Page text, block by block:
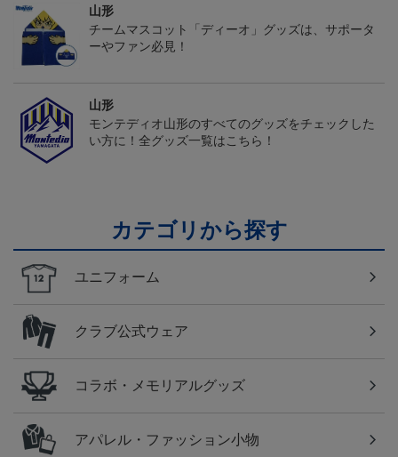
山形
チームマスコット「ディーオ」グッズは、サポータ
ーやファン必見！
山形
モンテディオ山形のすべてのグッズをチェックした
い方に！全グッズ一覧はこちら！
カテゴリから探す
ユニフォーム
クラブ公式ウェア
コラボ・メモリアルグッズ
アパレル・ファッション小物